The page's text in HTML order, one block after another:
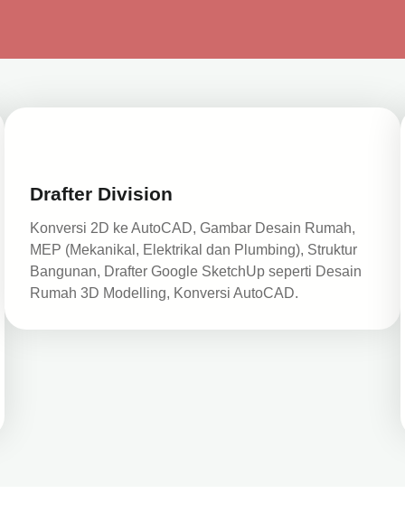
Drafter Division
Konversi 2D ke AutoCAD, Gambar Desain Rumah,
MEP (Mekanikal, Elektrikal dan Plumbing), Struktur
Bangunan, Drafter Google SketchUp seperti Desain
Rumah 3D Modelling, Konversi AutoCAD.